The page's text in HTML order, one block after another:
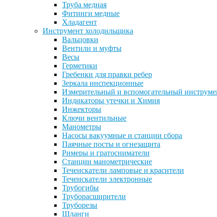
Труба медная
Фитинги медные
Хладагент
Инструмент холодильщика
Вальцовки
Вентили и муфты
Весы
Герметики
Гребенки для правки ребер
Зеркала инспекционные
Измерительный и вспомогательный
Индикаторы утечки и Химия
Инжекторы
Ключи вентильные
Манометры
Насосы вакуумные и станции сбора
Паячные посты и огнезащита
Римеры и гратосниматели
Станции манометрические
Течеискатели ламповые и красители
Течеискатели электронные
Трубогибы
Труборасширители
Труборезы
Шланги